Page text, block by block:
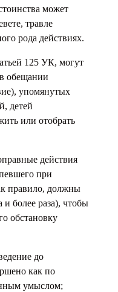
может
травле
рода действиях.
125 УК, могут
обещании
упомянутых
детей
или отобрать
действия
при
правило, должны
и более раза), чтобы
обстановку
до
как по
умыслом;